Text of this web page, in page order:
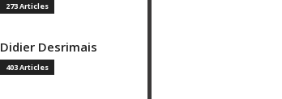
273 Articles
Didier Desrimais
403 Articles